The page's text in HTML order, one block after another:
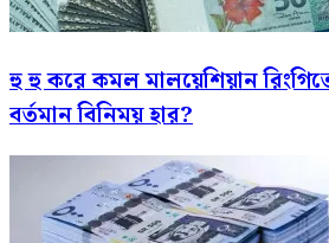
হু হু করে কমল মালয়েশিয়ান
বর্তমান বিনিময় হার?